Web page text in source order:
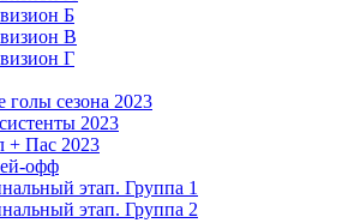
Б
В
Г
голы сезона 2023
2023
+ Пас 2023
офф
этап. Группа 1
этап. Группа 2